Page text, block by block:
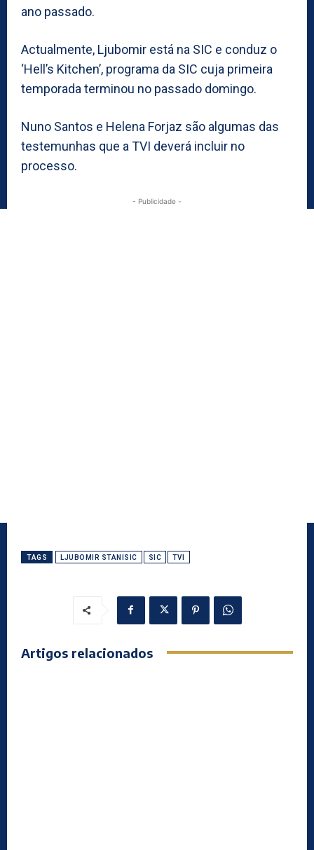
ano passado.
Actualmente, Ljubomir está na SIC e conduz o
‘Hell’s Kitchen’, programa da SIC cuja primeira
temporada terminou no passado domingo.
Nuno Santos e Helena Forjaz são algumas das
testemunhas que a TVI deverá incluir no
processo.
- Publicidade -
TAGS LJUBOMIR STANISIC SIC TVI
Artigos relacionados